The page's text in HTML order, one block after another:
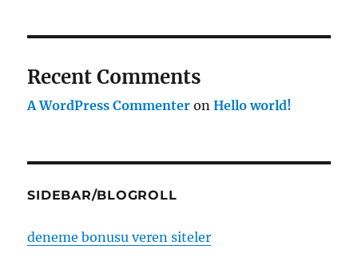
Recent Comments
A WordPress Commenter onHello world!
SIDEBAR/BLOGROLL
deneme bonusu veren siteler